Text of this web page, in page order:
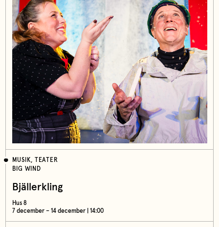
MUSIK, TEATER
BIG WIND
Bjällerkling
Hus 8
7 december – 14 december | 14:00